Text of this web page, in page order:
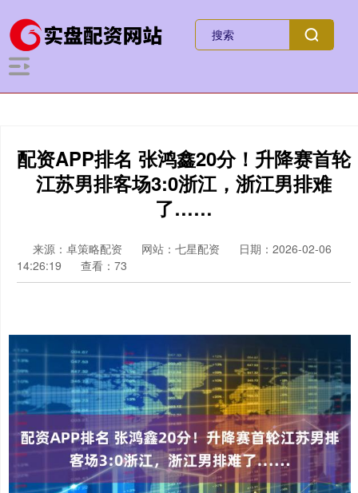
配资APP排名 张鸿鑫20分！升降赛首轮
江苏男排客场3:0浙江，浙江男排难
了……
来源：卓策略配资 网站：七星配资
日期：2026-02-06
14:26:19
查看：73